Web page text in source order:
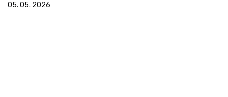
05. 05. 2026